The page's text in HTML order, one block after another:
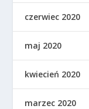
czerwiec 2020
maj 2020
kwiecień 2020
marzec 2020